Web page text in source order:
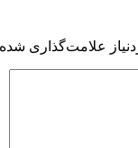
علامت‌گذاری